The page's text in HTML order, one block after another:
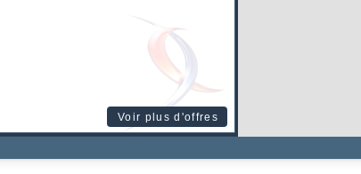
Voir plus d'offres